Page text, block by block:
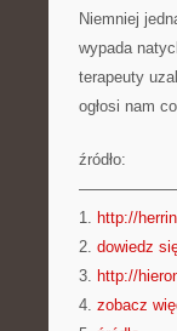
Niemniej
wypada
terapeuty
ogłosi nam
źródło:
1. http://
2. dowiedz
3. http://
4. zobacz